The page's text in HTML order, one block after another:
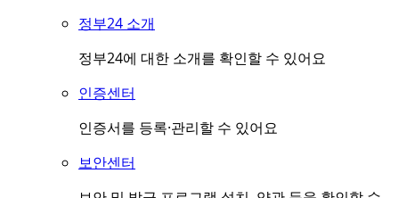
정부24 소개
정부24에 대한 소개를 확인할 수 있어요
인증센터
인증서를 등록·관리할 수 있어요
보안센터